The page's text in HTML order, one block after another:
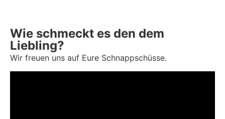
Wie schmeckt es den dem
Liebling?
Wir freuen uns auf Eure Schnappschüsse.